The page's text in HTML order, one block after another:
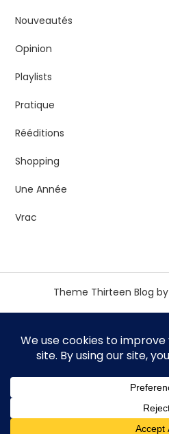
Nouveautés
Opinion
Playlists
Pratique
Rééditions
Shopping
Une Année
Vrac
Theme Thirteen Blog by